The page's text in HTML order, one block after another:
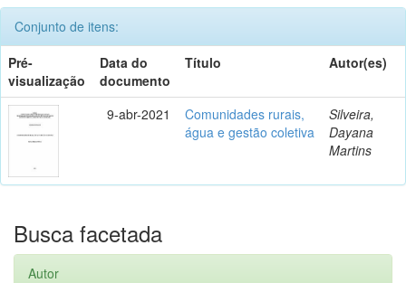
Conjunto de itens:
Pré-
visualização
Data do
documento
Título Autor(es)
9-abr-2021
Comunidades rurais,
água e gestão coletiva
Silveira,
Dayana
Martins
Busca facetada
Autor